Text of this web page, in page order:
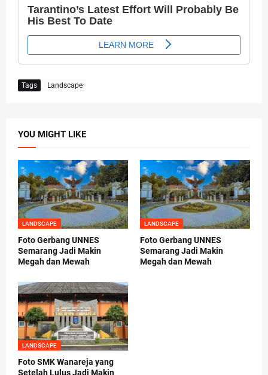
Tags Landscape
YOU MIGHT LIKE
LANDSCAPE
Foto Gerbang UNNES
Semarang Jadi Makin
Megah dan Mewah
LANDSCAPE
Foto Gerbang UNNES
Semarang Jadi Makin
Megah dan Mewah
LANDSCAPE
Foto SMK Wanareja yang
Setelah Lulus Jadi Makin